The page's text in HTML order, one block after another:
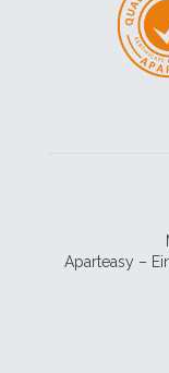
Aparteasy –